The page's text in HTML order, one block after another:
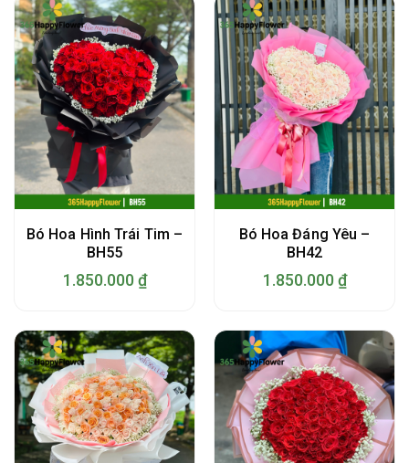
Bó Hoa Hình Trái Tim –
BH55
1.850.000 ₫
Bó Hoa Đáng Yêu –
BH42
1.850.000 ₫